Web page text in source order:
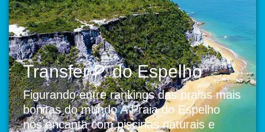
Transfer P. do Espelho
Figurando entre rankings das praias mais
bonitas do mundo A Praia do Espelho
nos encanta com piscinas naturais e